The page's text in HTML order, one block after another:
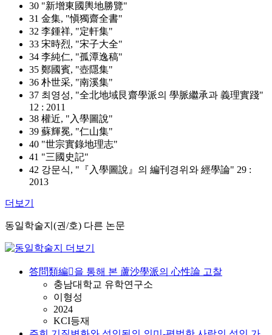
30 "新增東國輿地勝覽"
31 金集, "愼獨齋全書"
32 李鍾祥, "定軒集"
33 宋時烈, "宋子大全"
34 李純仁, "孤潭逸稿"
35 鄭國賓, "壺隱集"
36 朴世采, "南溪集"
37 최영성, "全北地域艮齋學派의 學脈繼承과 義理實踐"
12 : 2011
38 權近, "入學圖說"
39 蘇輝冕, "仁山集"
40 "世宗實錄地理志"
41 "三國史記"
42 강문식, "『入學圖說』의 編刊경위와 經學論" 29 :
2013
더보기
동일학술지(권/호) 다른 논문
答問類編󰡕을 통해 본 蘆沙學派의 心性論 고찰
충남대학교 유학연구소
이형성
2024
KCI등재